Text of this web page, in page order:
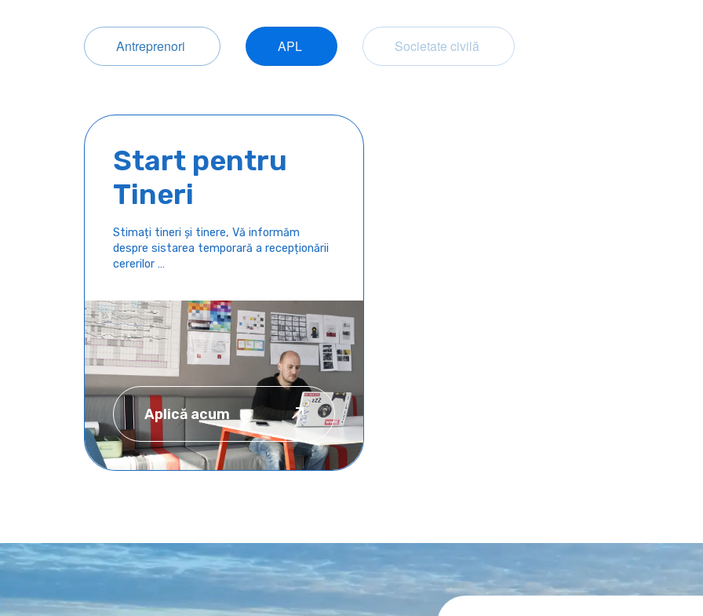
Antreprenori APL Societate civilă
Start pentru
Tineri
Stimați tineri și tinere, Vă informăm
despre sistarea temporară a recepționării
cererilor …
Aplică acum